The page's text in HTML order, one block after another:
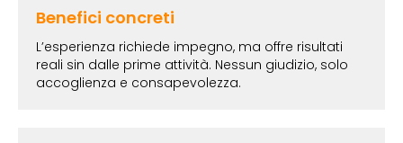
Benefici concreti
L’esperienza richiede impegno, ma offre risultati
reali sin dalle prime attività. Nessun giudizio, solo
accoglienza e consapevolezza.